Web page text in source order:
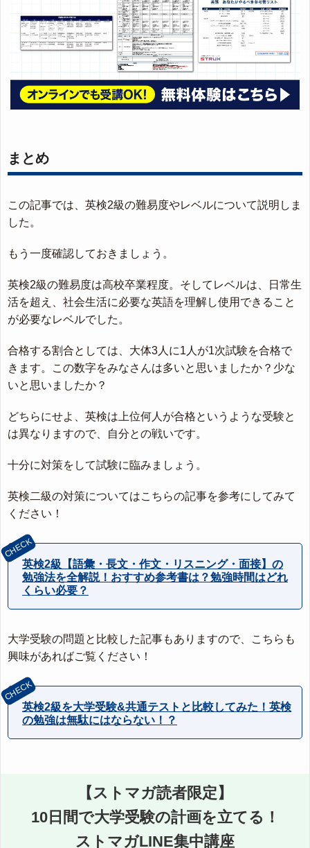
まとめ
この記事では、英検2級の難易度やレベルについて説明しま
した。
もう一度確認しておきましょう。
英検2級の難易度は高校卒業程度。そしてレベルは、日常生
活を超え、社会生活に必要な英語を理解し使用できること
が必要なレベルでした。
合格する割合としては、大体3人に1人が1次試験を合格で
きます。この数字をみなさんは多いと思いましたか？少な
いと思いましたか？
どちらにせよ、英検は上位何人が合格というような受験と
は異なりますので、自分との戦いです。
十分に対策をして試験に臨みましょう。
英検二級の対策についてはこちらの記事を参考にしてみて
ください！
英検2級【語彙・長文・作文・リスニング・面接】の
勉強法を全解説！おすすめ参考書は？勉強時間はどれ
くらい必要？
大学受験の問題と比較した記事もありますので、こちらも
興味があればご覧ください！
英検2級を大学受験&共通テストと比較してみた！英検
の勉強は無駄にはならない！？
【ストマガ読者限定】
10日間で大学受験の計画を立てる！
ストマガLINE集中講座